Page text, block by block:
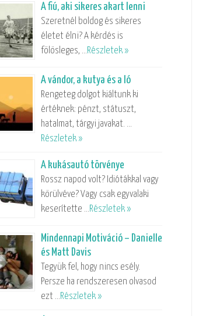
A fiú, aki sikeres akart lenni
Szeretnél boldog és sikeres
életet élni? A kérdés is
fölösleges, …Részletek »
A vándor, a kutya és a ló
Rengeteg dolgot kiáltunk ki
értéknek: pénzt, státuszt,
hatalmat, tárgyi javakat. …
Részletek »
A kukásautó törvénye
Rossz napod volt? Idiótákkal vagy
körülvéve? Vagy csak egyvalaki
keserítette …Részletek »
Mindennapi Motiváció – Danielle
és Matt Davis
Tegyük fel, hogy nincs esély.
Persze ha rendszeresen olvasod
ezt …Részletek »